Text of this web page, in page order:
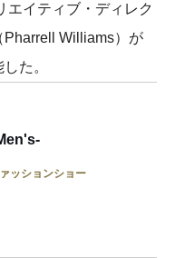
エイティブ・ディレク
Pharrell Williams）が
た。
ッションショー